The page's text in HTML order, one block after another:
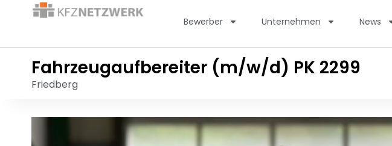
Bewerber Unternehmen News
Fahrzeugaufbereiter (m/w/d) PK 2299
Friedberg